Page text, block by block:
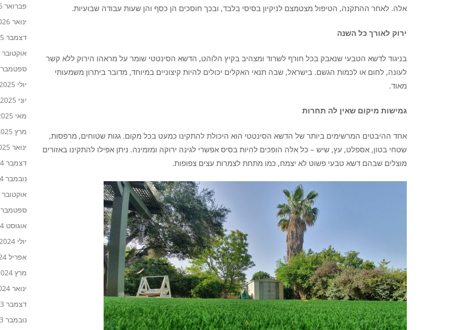
אלה. לאחר ההתקנה, הטיפול מצטמצם לניקיון בסיסי בלבד, ובכך חוסכים הן כסף והן שעות עבודה שבועיות.
ירוק לאורך כל השנה
בניגוד לדשא הטבעי שנאבק בכל חורף לשרוד ומצהיב בקיץ הלוהט, הדשא הסינטטי שומר על מראהו הירוק ללא קשר
לעונה, לחום או לכמות הגשם. בישראל, שבה תנאי האקלים יכולים להיות קיצוניים במיוחד, מדובר ביתרון משמעותי
מאוד.
גמישות מיקום שאין לה תחרות
אחד ההיבטים המרשימים ביותר של הדשא הסינטטי הוא היכולת להתקינו כמעט בכל מקום. גגות שטוחים, מרפסות,
שטחי בטון, אספלט, עץ, שיש – כל אלה הופכים להיות בסיס אפשרי לגינה ירוקה ומזמינה. ניתן אפילו להתקינו באזורים
מוצלים שבהם דשא טבעי פשוט לא יצמח, כמו מתחת לצמרות עצים צפופות.
פברואר 2026
ינואר 2026
דצמבר 2025
אוקטובר 2025
ספטמבר 2025
יולי 2025
יוני 2025
מאי 2025
מרץ 2025
ינואר 2025
דצמבר 2024
נובמבר 2024
אוקטובר 2024
ספטמבר 2024
אוגוסט 2024
יולי 2024
אפריל 2024
מרץ 2024
ינואר 2024
דצמבר 2023
נובמבר 2023